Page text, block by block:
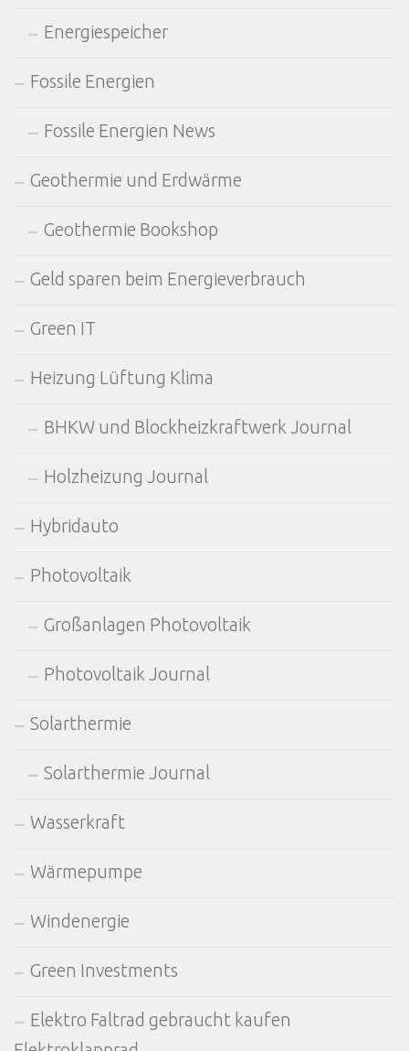
Energiespeicher
Fossile Energien
Fossile Energien News
Geothermie und Erdwärme
Geothermie Bookshop
Geld sparen beim Energieverbrauch
Green IT
Heizung Lüftung Klima
BHKW und Blockheizkraftwerk Journal
Holzheizung Journal
Hybridauto
Photovoltaik
Großanlagen Photovoltaik
Photovoltaik Journal
Solarthermie
Solarthermie Journal
Wasserkraft
Wärmepumpe
Windenergie
Green Investments
Elektro Faltrad gebraucht kaufen